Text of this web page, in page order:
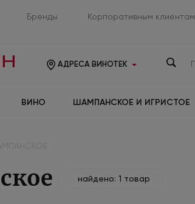
Бренды Корпоративным клиентам
АДРЕСА ВИНОТЕК
ВИНО ШАМПАНСКОЕ И ИГРИСТОЕ
найдено: 1 товар